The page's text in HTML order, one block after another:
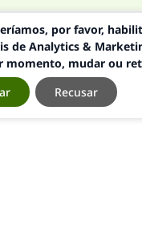
por favor,
de Analytics &
momento, mudar ou
Recusar